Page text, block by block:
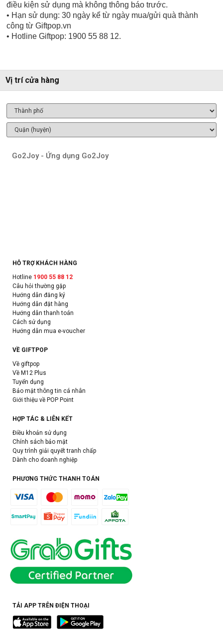
điều kiện sử dụng mà không thông báo trước.
• Hạn sử dụng: 30 ngày kể từ ngày mua/gửi quà thành
công từ Giftpop.vn
• Hotline Giftpop: 1900 55 88 12.
Vị trí cửa hàng
Go2Joy - Ứng dụng Go2Joy
HỖ TRỢ KHÁCH HÀNG
Hotline 1900 55 88 12
Câu hỏi thường gặp
Hướng dẫn đăng ký
Hướng dẫn đặt hàng
Hướng dẫn thanh toán
Cách sử dụng
Hướng dẫn mua e-voucher
VỀ GIFTPOP
Về giftpop
Về M12 Plus
Tuyển dụng
Bảo mật thông tin cá nhân
Giới thiệu về POP Point
HỢP TÁC & LIÊN KẾT
Điều khoản sử dụng
Chính sách bảo mật
Quy trình giải quyết tranh chấp
Dành cho doanh nghiệp
PHƯƠNG THỨC THANH TOÁN
TẢI APP TRÊN ĐIỆN THOẠI